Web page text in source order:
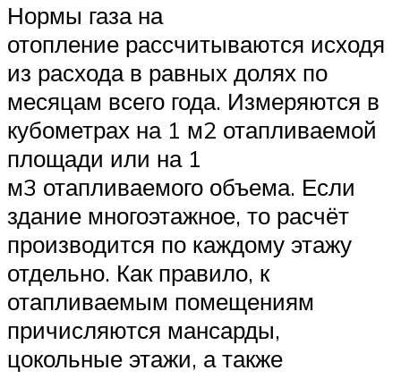
Нормы газа на
отопление рассчитываются исходя
из расхода в равных долях по
месяцам всего года. Измеряются в
кубометрах на 1 м2 отапливаемой
площади или на 1
м3 отапливаемого объема. Если
здание многоэтажное, то расчёт
производится по каждому этажу
отдельно. Как правило, к
отапливаемым помещениям
причисляются мансарды,
цокольные этажи, а также